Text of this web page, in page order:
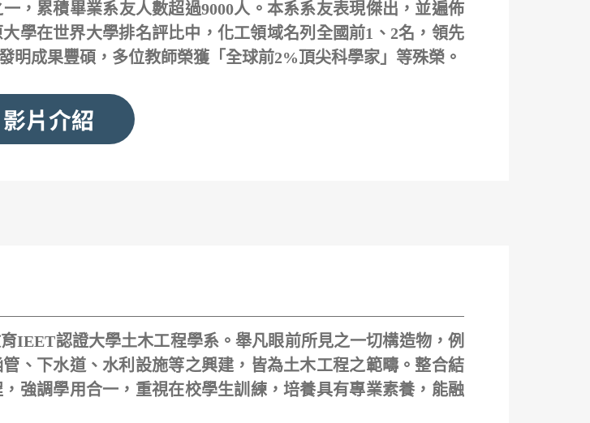
，累積畢業系友人數超過9000人。本系系友表現傑出，並遍佈
學在世界大學排名評比中，化工領域名列全國前1、2名，領先
明成果豐碩，多位教師榮獲「全球前2%頂尖科學家」等殊榮。
影片介紹
IEET認證大學土木工程學系。舉凡眼前所見之一切構造物，例
、下水道、水利設施等之興建，皆為土木工程之範疇。整合結
強調學用合一，重視在校學生訓練，培養具有專業素養，能融